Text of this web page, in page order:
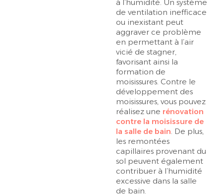
à l’humidité. Un système
de ventilation inefficace
ou inexistant peut
aggraver ce problème
en permettant à l’air
vicié de stagner,
favorisant ainsi la
formation de
moisissures. Contre le
développement des
moisissures, vous pouvez
réalisez une rénovation
contre la moisissure de
la salle de bain . De plus,
les remontées
capillaires provenant du
sol peuvent également
contribuer à l’humidité
excessive dans la salle
de bain.